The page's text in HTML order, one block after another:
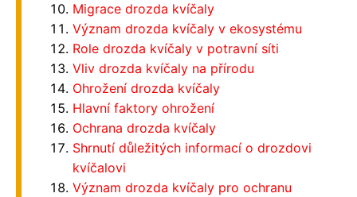
Migrace drozda kvíčaly
Význam drozda kvíčaly v ekosystému
Role drozda kvíčaly v potravní síti
Vliv drozda kvíčaly na přírodu
Ohrožení drozda kvíčaly
Hlavní faktory ohrožení
Ochrana drozda kvíčaly
Shrnutí důležitých informací o drozdovi
kvíčalovi
Význam drozda kvíčaly pro ochranu